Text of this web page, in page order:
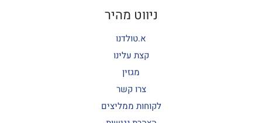
ניווט מהיר
א.טולדנו
קצת עלינו
מגזין
צרו קשר
לקוחות ממליצים